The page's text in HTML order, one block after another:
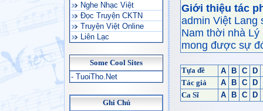
Nghe Nhạc Việt
Đọc Truyện CKTN
Truyện Việt Online
Liên Lạc
Some Cool Sites
- TuoiTho.Net
Ghi Chú
Giới thiệu tác
admin Việt Lang
Nam thời nhà
mong được sự
Tựa đề A B C
D
Tác giả
A B C
D
Ca Sĩ
A B C D